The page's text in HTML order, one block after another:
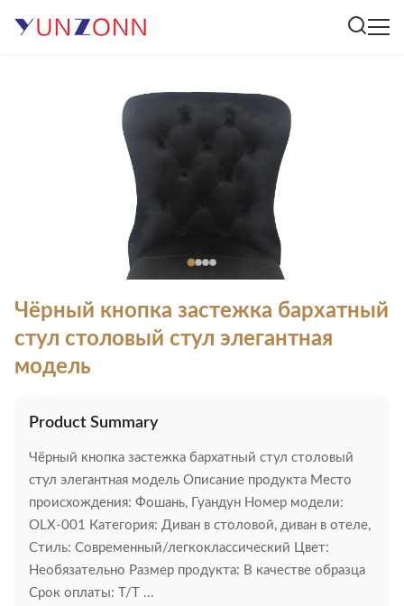
Чёрный кнопка застежка бархатный
стул столовый стул элегантная
модель
Product Summary
Чёрный кнопка застежка бархатный стул столовый
стул элегантная модель Описание продукта Место
происхождения: Фошань, Гуандун Номер модели:
OLX-001 Категория: Диван в столовой, диван в отеле,
Стиль: Современный/легкоклассический Цвет:
Необязательно Размер продукта: В качестве образца
Срок оплаты: Т/Т ...